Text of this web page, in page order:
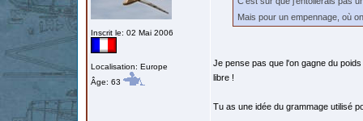
Inscrit le: 02 Mai 2006
Localisation: Europe
Âge: 63
Mais pour un empennage, où
Je pense pas que l'on gagne du
libre !
Tu as une idée du grammage utilisé